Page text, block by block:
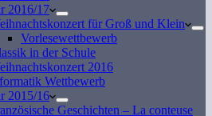
2016/17
für Groß und Klein
Vorlesewettbewerb
in der Schule
2016
Wettbewerb
2015/16
Geschichten – La conteuse